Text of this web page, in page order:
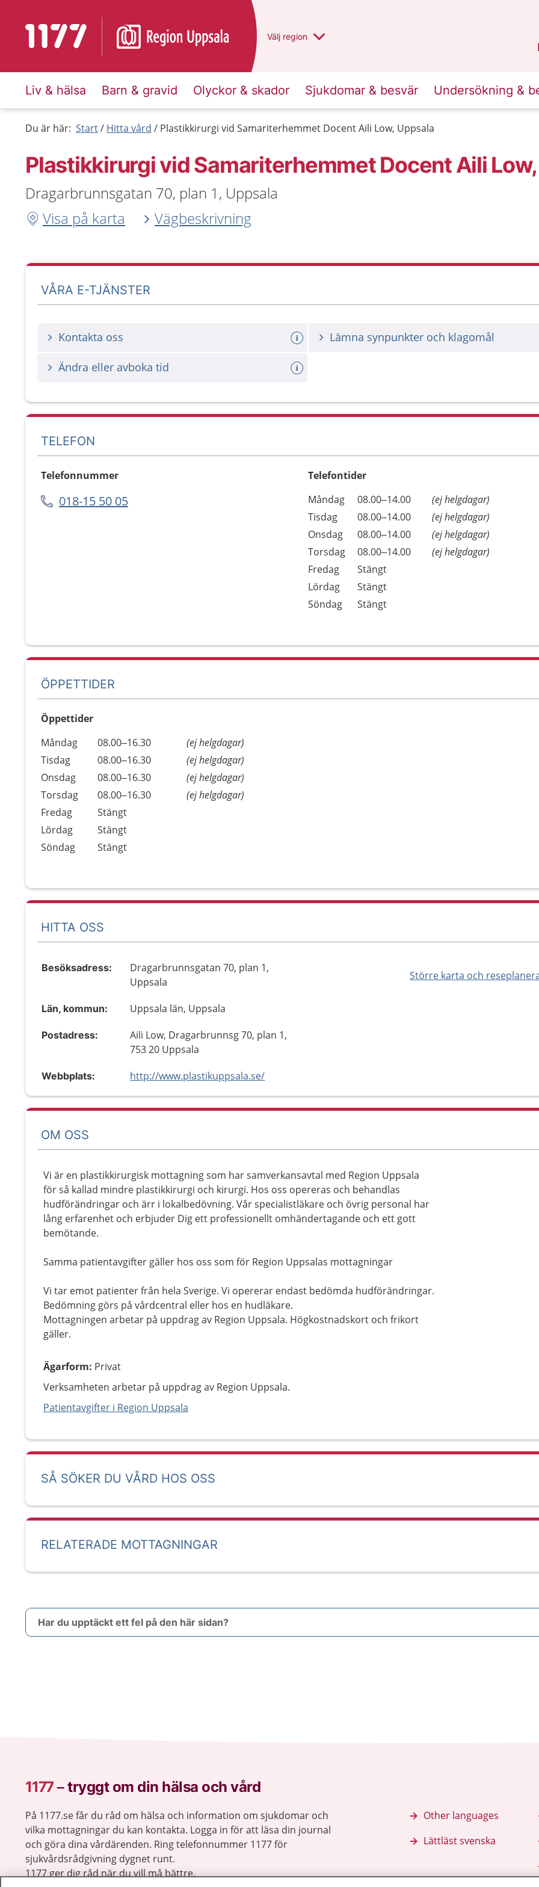
Till startsidan för 1177 Du har valt region
Välj en annan
region
Liv & hälsa Barn & gravid Olyckor & skador Sjukdomar & besvär Undersökning &
Du är här: Start Hitta vård Plastikkirurgi vid Samariterhemmet Docent Aili Low, Uppsala
Plastikkirurgi vid Samariterhemmet Docent Aili
Dragarbrunnsgatan 70, plan 1, Uppsala
Visa på karta
Vägbeskrivning
VÅRA E-TJÄNSTER
Kontakta oss Lämna synpunkter och klagomål
Ändra eller avboka tid
TELEFON
Telefonnummer
018-15 50 05
Telefontider
Dag
Öppettider
Kommentarer
Måndag 08.00–14.00
(ej helgdagar)
Tisdag
08.00–14.00
(ej helgdagar)
Onsdag
08.00–14.00
(ej helgdagar)
Torsdag
08.00–14.00
(ej helgdagar)
Fredag
Stängt
Lördag
Stängt
Söndag
Stängt
ÖPPETTIDER
Öppettider
Dag
Öppettider
Kommentarer
Måndag 08.00–16.30
(ej helgdagar)
Tisdag
08.00–16.30
(ej helgdagar)
Onsdag
08.00–16.30
(ej helgdagar)
Torsdag
08.00–16.30
(ej helgdagar)
Fredag
Stängt
Lördag
Stängt
Söndag
Stängt
HITTA OSS
Större karta och
Besöksadress:
Dragarbrunnsgatan 70, plan 1,
Uppsala
Län, kommun: Uppsala län, Uppsala
Postadress:
Aili Low, Dragarbrunnsg 70, plan 1,
753 20 Uppsala
Webbplats: http://www.plastikuppsala.se/
OM OSS
Vi är en plastikkirurgisk mottagning som har samverkansavtal med Region Uppsala
för så kallad mindre plastikkirurgi och kirurgi. Hos oss opereras och behandlas
hudförändringar och ärr i lokalbedövning. Vår specialistläkare och övrig personal har
lång erfarenhet och erbjuder Dig ett professionellt omhändertagande och ett gott
bemötande.
Samma patientavgifter gäller hos oss som för Region Uppsalas mottagningar
Vi tar emot patienter från hela Sverige. Vi opererar endast bedömda hudförändringar.
Bedömning görs på vårdcentral eller hos en hudläkare.
Mottagningen arbetar på uppdrag av Region Uppsala. Högkostnadskort och frikort
gäller.
Ägarform: Privat
Verksamheten arbetar på uppdrag av Region Uppsala.
Patientavgifter i Region Uppsala
SÅ SÖKER DU VÅRD HOS OSS
RELATERADE MOTTAGNINGAR
Har du upptäckt ett fel på den här sidan?
1177–tryggt om din hälsa och vård
På 1177.se får du råd om hälsa och information om sjukdomar och
vilka mottagningar du kan kontakta. Logga in för att läsa din journal
och göra dina vårdärenden. Ring telefonnummer 1177 för
sjukvårdsrådgivning dygnet runt.
1177 ger dig råd när du vill må bättre.
Other languages
Lättläst svenska